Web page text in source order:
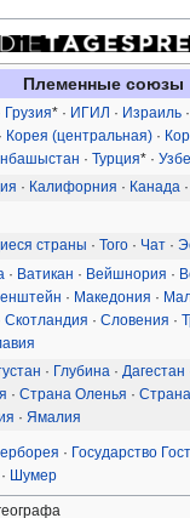
Племенные союзы
Грузия* · ИГИЛ · Израиль ·
· Корея (центральная) ·
· Турция* ·
· Калифорния · Канада ·
страны · Того · Чат ·
· Ватикан · Вейшнория ·
· Македония ·
Скотландия · Словения ·
· Глубина · Дагестан
· Страна Оленья ·
· Ямалия
· Государство
Шумер